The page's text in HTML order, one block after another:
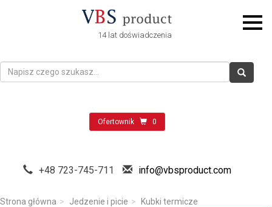
14 lat doświadczenia
Ofertownik 0
+48 723-745-711 info@vbsproduct.com
Strona główna Jedzenie i picie Kubki termicze